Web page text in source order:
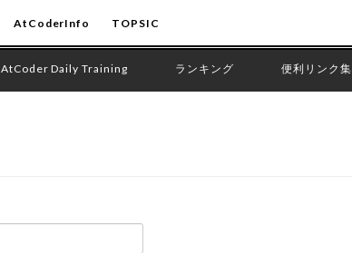
AtCoderInfo TOPSIC
AtCoder Daily Training ランキング 便利リンク集